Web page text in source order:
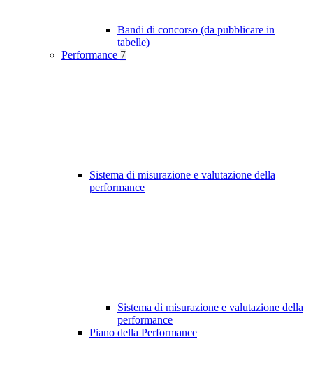
Bandi di concorso (da pubblicare in
tabelle)
Performance 7
Sistema di misurazione e valutazione della
performance
Sistema di misurazione e valutazione della
performance
Piano della Performance